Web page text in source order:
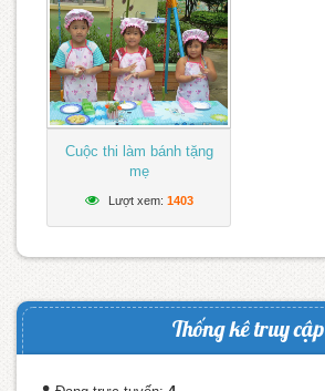
Cuộc thi làm bánh tặng
mẹ
Lượt xem: 1403
Thống kê truy cập